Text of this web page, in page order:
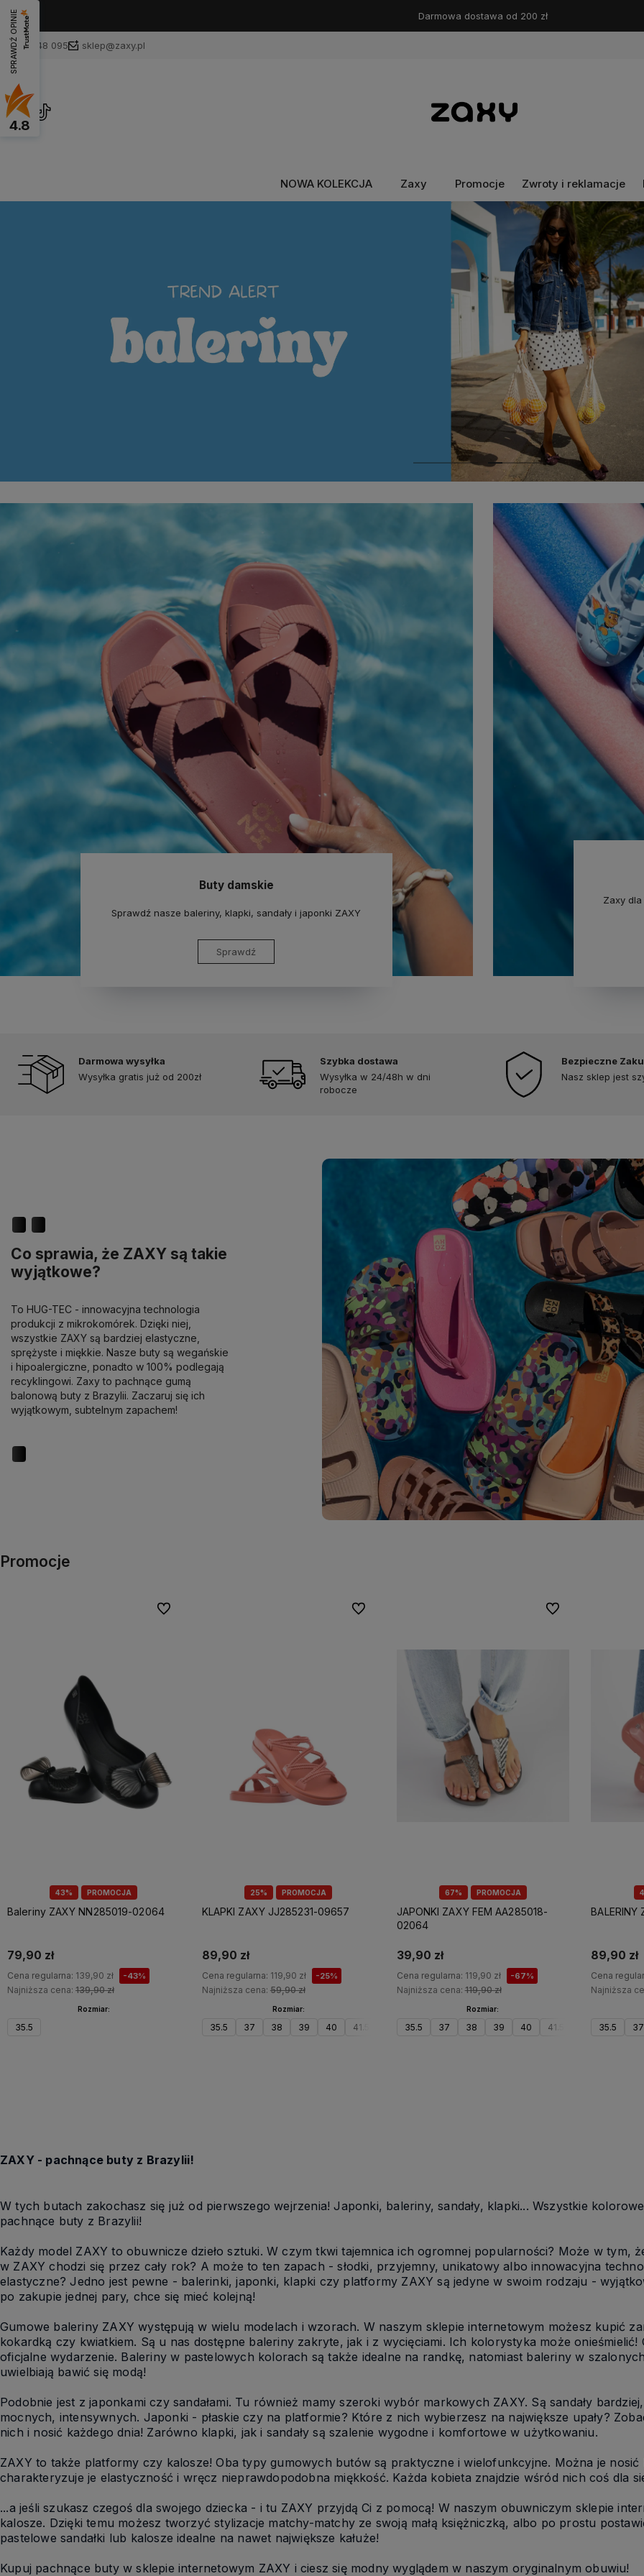
Darmowa dostawa od 200 zł
601 748 095 sklep@zaxy.pl
NOWA KOLEKCJA Zaxy Promocje Zwroty i reklamacje
Buty damskie
Sprawdź nasze baleriny, klapki, sandały i japonki ZAXY
Sprawdź
Zaxy
Darmowa wysyłka
Wysyłka gratis już od 200zł
Szybka dostawa
Wysyłka w 24/48h w dni
robocze
Bezpieczne
Nasz sklep jest
Co sprawia, że ZAXY są takie
wyjątkowe?
To HUG-TEC - innowacyjna technologia
produkcji z mikrokomórek. Dzięki niej,
wszystkie ZAXY są bardziej elastyczne,
sprężyste i miękkie. Nasze buty są wegańskie
i hipoalergiczne, ponadto w 100% podlegają
recyklingowi. Zaxy to pachnące gumą
balonową buty z Brazylii. Zaczaruj się ich
wyjątkowym, subtelnym zapachem!
Promocje
43% PROMOCJA
Baleriny ZAXY NN285019-02064
79,90 zł
Cena regularna: 139,90 zł -43%
Najniższa cena: 139,90 zł
Rozmiar:
35.5
Do ulubionych
25% PROMOCJA
KLAPKI ZAXY JJ285231-09657
89,90 zł
Cena regularna: 119,90 zł -25%
Najniższa cena: 59,90 zł
Rozmiar:
35.5 37 38 39 40 41.5
Do ulubionych
67% PROMOCJA
JAPONKI ZAXY FEM AA285018-
02064
39,90 zł
Cena regularna: 119,90 zł -67%
Najniższa cena:119,90 zł
Rozmiar:
35.5 37 38 39 40 41.5
Do ulubionych
89,90 zł
Cena
Najniższa
35.5 37
ZAXY - pachnące buty z Brazylii!
W tych butach zakochasz się już od pierwszego wejrzenia! Japonki, baleriny, sandały, klapki... Wszystkie
pachnące buty z Brazylii!
Każdy model ZAXY to obuwnicze dzieło sztuki. W czym tkwi tajemnica ich ogromnej popularności? Może w tym,
w ZAXY chodzi się przez cały rok? A może to ten zapach - słodki, przyjemny, unikatowy albo innowacyjna
elastyczne? Jedno jest pewne - balerinki, japonki, klapki czy platformy ZAXY są jedyne w swoim rodzaju -
po zakupie jednej pary, chce się mieć kolejną!
Gumowe baleriny ZAXY występują w wielu modelach i wzorach. W naszym sklepie internetowym możesz kupić
kokardką czy kwiatkiem. Są u nas dostępne baleriny zakryte, jak i z wycięciami. Ich kolorystyka może
oficjalne wydarzenie. Baleriny w pastelowych kolorach są także idealne na randkę, natomiast baleriny w
uwielbiają bawić się modą!
Podobnie jest z japonkami czy sandałami. Tu również mamy szeroki wybór markowych ZAXY. Są sandały
mocnych, intensywnych. Japonki - płaskie czy na platformie? Które z nich wybierzesz na największe upały?
nich i nosić każdego dnia! Zarówno klapki, jak i sandały są szalenie wygodne i komfortowe w użytkowaniu.
ZAXY to także platformy czy kalosze! Oba typy gumowych butów są praktyczne i wielofunkcyjne. Można je
charakteryzuje je elastyczność i wręcz nieprawdopodobna miękkość. Każda kobieta znajdzie wśród nich coś dla
...a jeśli szukasz czegoś dla swojego dziecka - i tu ZAXY przyjdą Ci z pomocą! W naszym obuwniczym sklepie
kalosze. Dzięki temu możesz tworzyć stylizacje matchy-matchy ze swoją małą księżniczką, albo po prostu
pastelowe sandałki lub kalosze idealne na nawet największe kałuże!
Kupuj pachnące buty w sklepie internetowym ZAXY i ciesz się modny wyglądem w naszym oryginalnym obuwiu!
SPRAWDŹ OPINIE
4.8